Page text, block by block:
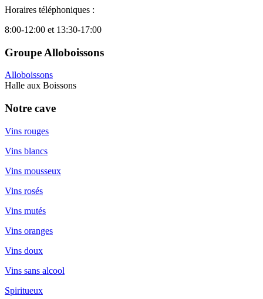
Horaires téléphoniques :
8:00-12:00 et 13:30-17:00
Groupe Alloboissons
Alloboissons
Halle aux Boissons
Notre cave
Vins rouges
Vins blancs
Vins mousseux
Vins rosés
Vins mutés
Vins oranges
Vins doux
Vins sans alcool
Spiritueux